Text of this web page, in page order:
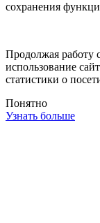
сохранения
Продолжая работу
использование
статистики о
Понятно
Узнать больше